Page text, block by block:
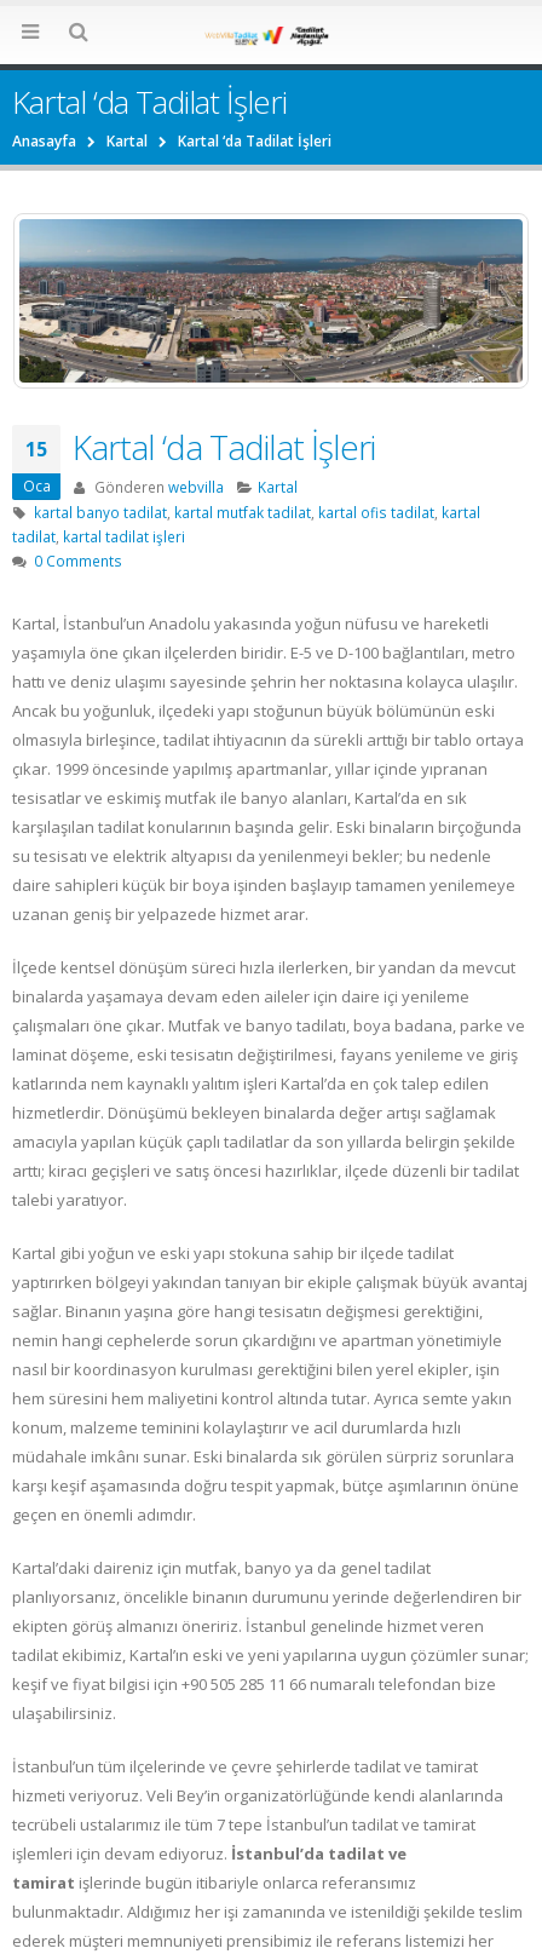
Kartal ‘da Tadilat İşleri
Anasayfa Kartal Kartal ‘da Tadilat İşleri
15
Oca
Kartal ‘da Tadilat İşleri
Gönderen webvilla
Kartal
kartal banyo tadilat, kartal mutfak tadilat, kartal ofis tadilat, kartal
tadilat, kartal tadilat işleri
0 Comments
Kartal, İstanbul’un Anadolu yakasında yoğun nüfusu ve hareketli
yaşamıyla öne çıkan ilçelerden biridir. E-5 ve D-100 bağlantıları, metro
hattı ve deniz ulaşımı sayesinde şehrin her noktasına kolayca ulaşılır.
Ancak bu yoğunluk, ilçedeki yapı stoğunun büyük bölümünün eski
olmasıyla birleşince, tadilat ihtiyacının da sürekli arttığı bir tablo ortaya
çıkar. 1999 öncesinde yapılmış apartmanlar, yıllar içinde yıpranan
tesisatlar ve eskimiş mutfak ile banyo alanları, Kartal’da en sık
karşılaşılan tadilat konularının başında gelir. Eski binaların birçoğunda
su tesisatı ve elektrik altyapısı da yenilenmeyi bekler; bu nedenle
daire sahipleri küçük bir boya işinden başlayıp tamamen yenilemeye
uzanan geniş bir yelpazede hizmet arar.
İlçede kentsel dönüşüm süreci hızla ilerlerken, bir yandan da mevcut
binalarda yaşamaya devam eden aileler için daire içi yenileme
çalışmaları öne çıkar. Mutfak ve banyo tadilatı, boya badana, parke ve
laminat döşeme, eski tesisatın değiştirilmesi, fayans yenileme ve giriş
katlarında nem kaynaklı yalıtım işleri Kartal’da en çok talep edilen
hizmetlerdir. Dönüşümü bekleyen binalarda değer artışı sağlamak
amacıyla yapılan küçük çaplı tadilatlar da son yıllarda belirgin şekilde
arttı; kiracı geçişleri ve satış öncesi hazırlıklar, ilçede düzenli bir tadilat
talebi yaratıyor.
Kartal gibi yoğun ve eski yapı stokuna sahip bir ilçede tadilat
yaptırırken bölgeyi yakından tanıyan bir ekiple çalışmak büyük avantaj
sağlar. Binanın yaşına göre hangi tesisatın değişmesi gerektiğini,
nemin hangi cephelerde sorun çıkardığını ve apartman yönetimiyle
nasıl bir koordinasyon kurulması gerektiğini bilen yerel ekipler, işin
hem süresini hem maliyetini kontrol altında tutar. Ayrıca semte yakın
konum, malzeme teminini kolaylaştırır ve acil durumlarda hızlı
müdahale imkânı sunar. Eski binalarda sık görülen sürpriz sorunlara
karşı keşif aşamasında doğru tespit yapmak, bütçe aşımlarının önüne
geçen en önemli adımdır.
Kartal’daki daireniz için mutfak, banyo ya da genel tadilat
planlıyorsanız, öncelikle binanın durumunu yerinde değerlendiren bir
ekipten görüş almanızı öneririz. İstanbul genelinde hizmet veren
tadilat ekibimiz, Kartal’ın eski ve yeni yapılarına uygun çözümler sunar;
keşif ve fiyat bilgisi için +90 505 285 11 66 numaralı telefondan bize
ulaşabilirsiniz.
İstanbul’un tüm ilçelerinde ve çevre şehirlerde tadilat ve tamirat
hizmeti veriyoruz. Veli Bey’in organizatörlüğünde kendi alanlarında
tecrübeli ustalarımız ile tüm 7 tepe İstanbul’un tadilat ve tamirat
işlemleri için devam ediyoruz. İstanbul’da tadilat ve
tamirat işlerinde bugün itibariyle onlarca referansımız
bulunmaktadır. Aldığımız her işi zamanında ve istenildiği şekilde teslim
ederek müşteri memnuniyeti prensibimiz ile referans listemizi her